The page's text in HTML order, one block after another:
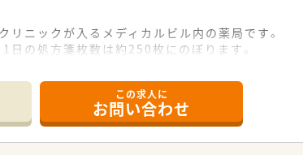
ニックが入るメディカルビル内の薬局です。
の処方箋枚数は約250枚にのぼります。
ら550万円の範囲で優遇いたします。
ベートの時間も大切にできます。
で社員の生活をしっかりと支えます。
この求人に
お問い合わせ